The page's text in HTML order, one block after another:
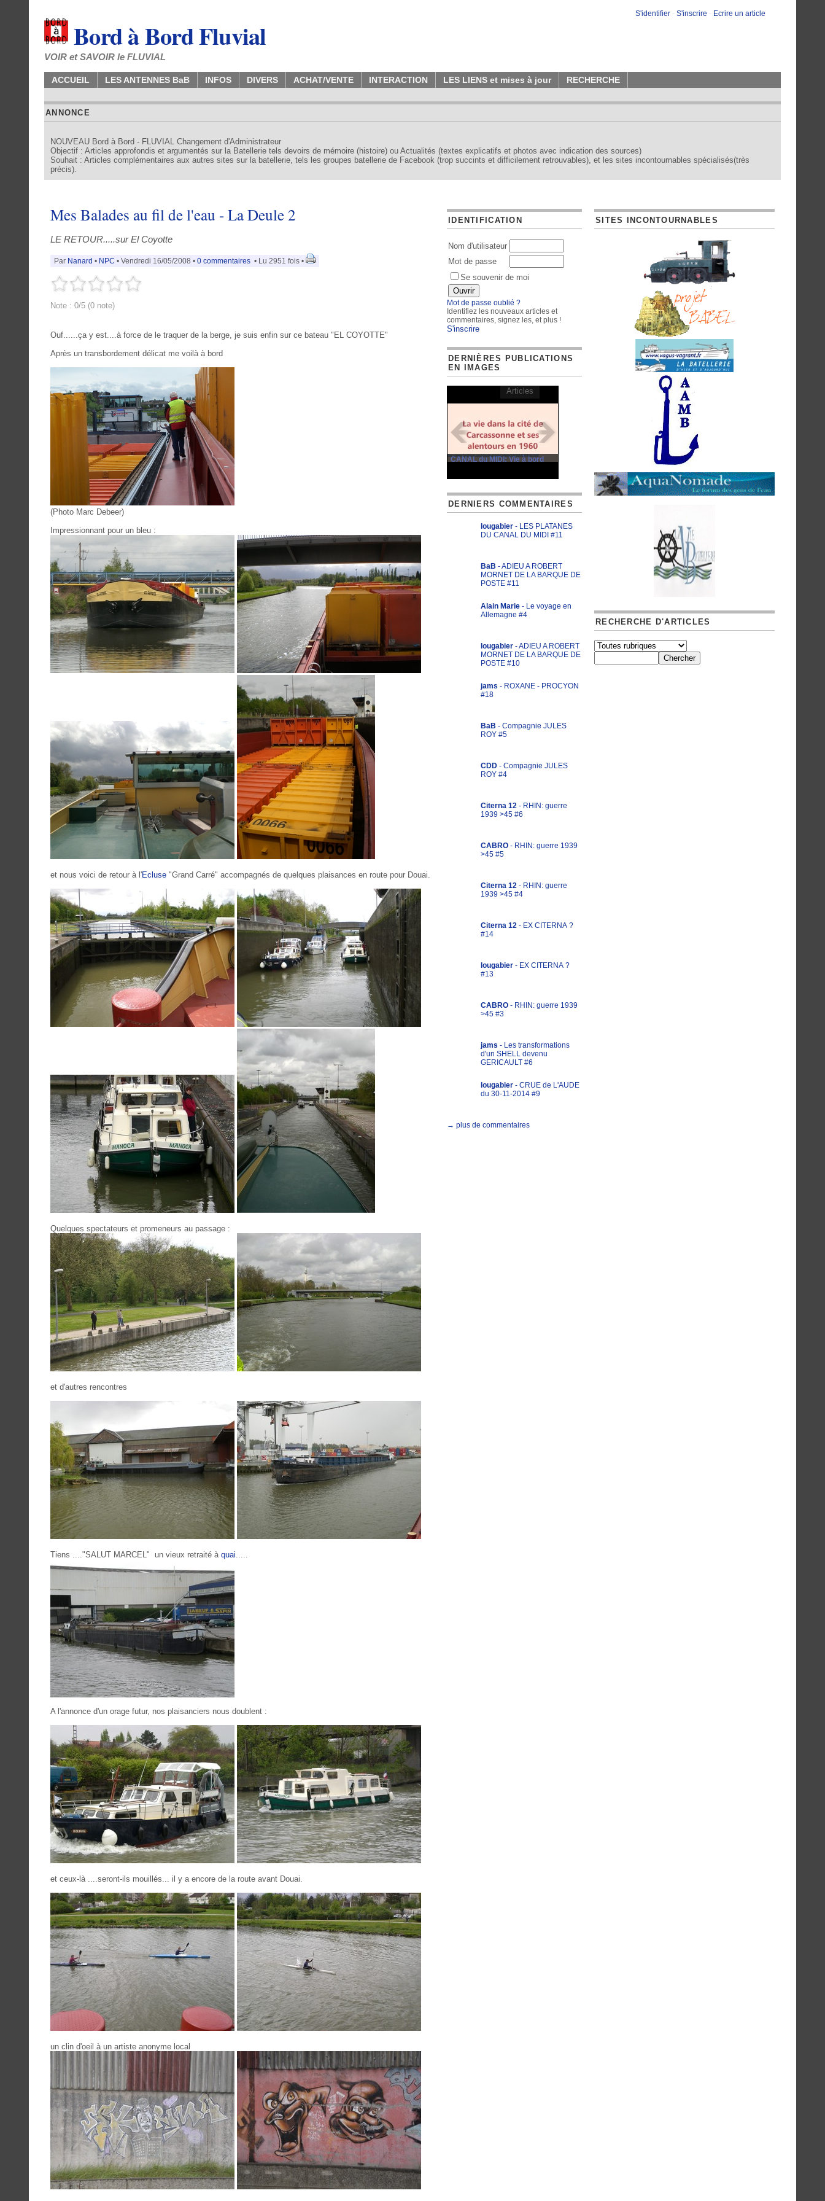
S'identifier - S'inscrire - Ecrire un article
Bord à Bord Fluvial
VOIR et SAVOIR le FLUVIAL
ACCUEIL LES ANTENNES BaB INFOS DIVERS ACHAT/VENTE INTERACTION LES LIENS et mises à jour RECHERCHE
ANNONCE
NOUVEAU Bord à Bord - FLUVIAL Changement d'Administrateur
Objectif : Articles approfondis et argumentés sur la Batellerie tels devoirs de mémoire (histoire) ou Actualités (textes explicatifs et photos avec indication des sources)
Souhait : Articles complémentaires aux autres sites sur la batellerie, tels les groupes batellerie de Facebook (trop succints et difficilement retrouvables), et les sites incontournables spécialisés(très
précis).
Mes Balades au fil de l'eau - La Deule 2
LE RETOUR.....sur El Coyotte
Par Nanard • NPC • Vendredi 16/05/2008 • 0 commentaires • Lu 2951 fois •
Note : 0/5 (0 note)
Ouf......ça y est....à force de le traquer de la berge, je suis enfin sur ce bateau "EL COYOTTE"
Après un transbordement délicat me voilà à bord
(Photo Marc Debeer)
Impressionnant pour un bleu :
et nous voici de retour à l'Ecluse "Grand Carré" accompagnés de quelques plaisances en route pour Douai.
Quelques spectateurs et promeneurs au passage :
et d'autres rencontres
Tiens ...."SALUT MARCEL" un vieux retraité à quai.....
A l'annonce d'un orage futur, nos plaisanciers nous doublent :
et ceux-là ....seront-ils mouillés... il y a encore de la route avant Douai.
un clin d'oeil à un artiste anonyme local
IDENTIFICATION
Nom d'utilisateur
Mot de passe
Se souvenir de moi
Mot de passe oublié ?
Identifiez les nouveaux articles et
commentaires, signez les, et plus !
S'inscrire
DERNIÈRES PUBLICATIONS
EN IMAGES
CANAL du MIDI: Vie à bord
Articles
DERNIERS COMMENTAIRES
lougabier - LES PLATANES
DU CANAL DU MIDI #11
BaB - ADIEU A ROBERT
MORNET DE LA BARQUE DE
POSTE #11
Alain Marie - Le voyage en
Allemagne #4
lougabier - ADIEU A ROBERT
MORNET DE LA BARQUE DE
POSTE #10
jams - ROXANE - PROCYON
#18
BaB - Compagnie JULES
ROY #5
CDD - Compagnie JULES
ROY #4
Citerna 12 - RHIN: guerre
1939 >45 #6
CABRO - RHIN: guerre 1939
>45 #5
Citerna 12 - RHIN: guerre
1939 >45 #4
Citerna 12 - EX CITERNA ?
#14
lougabier - EX CITERNA ?
#13
CABRO - RHIN: guerre 1939
>45 #3
jams - Les transformations
d'un SHELL devenu
GERICAULT #6
lougabier - CRUE de L'AUDE
du 30-11-2014 #9
→ plus de commentaires
SITES INCONTOURNABLES
RECHERCHE D'ARTICLES